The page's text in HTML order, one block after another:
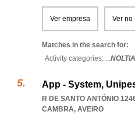
Ver empresa Ver no
Matches in the search for:
Activity categories: ...
App - System,
R DE SANTO ANTÓNIO
CAMBRA, AVEIRO